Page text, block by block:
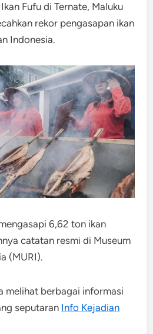
Fufu di Ternate, Maluku
rekor pengasapan ikan
Indonesia.
6,62 ton ikan
catatan resmi di Museum
(MURI).
melihat berbagai informasi
seputaran Info Kejadian